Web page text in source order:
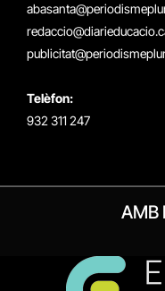
Telèfon:
932 311 247
AMB